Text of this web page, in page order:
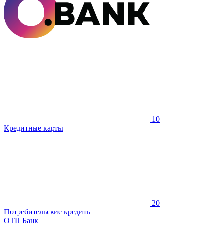
10
Кредитные карты
20
Потребительские кредиты
ОТП Банк